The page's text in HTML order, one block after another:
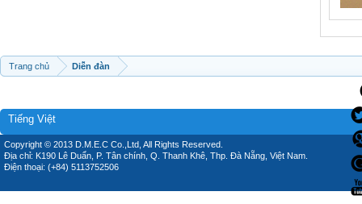
Trang chủ Diễn đàn
Tiếng Việt
Copyright © 2013 D.M.E.C Co.,Ltd, All Rights Reserved.
Địa chỉ: K190 Lê Duẩn, P. Tân chính, Q. Thanh Khê, Thp. Đà Nẵng, Việt Nam.
Điện thoại: (+84) 5113752506